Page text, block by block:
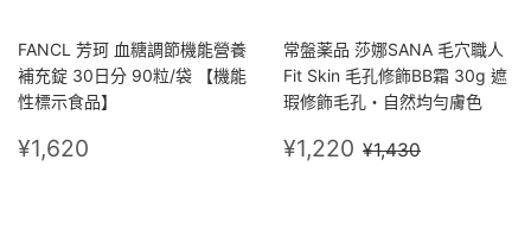
FANCL 芳珂 血糖調節機能營養
補充錠 30日分 90粒/袋 【機能
性標示食品】
定
價
¥1,620
常盤薬品 莎娜SANA 毛穴職人
Fit Skin 毛孔修飾BB霜 30g 遮
瑕修飾毛孔・自然均勻膚色
售
價
¥1,220 ¥1,220
定價
¥1,430